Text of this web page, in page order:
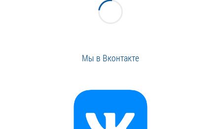
Мы в Вконтакте